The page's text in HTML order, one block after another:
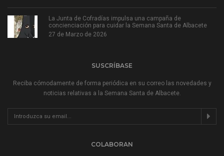
La Junta de Cofradías impulsa una campaña de
concienciación para cuidar la Semana Santa de Albacete
27 de Marzo de 2026
SUSCRÍBASE
Reciba cómodamente de forma periódica en su correo las novedades y
noticias relativas a la Semana Santa de Albacete.
COLABORAN